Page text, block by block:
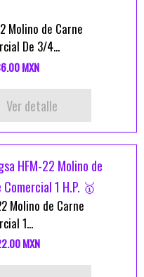
Molino de Carne
De 3/4...
MXN
Ver detalle
HFM-22 Molino de
Comercial 1 H.P. 🥇
Molino de Carne
1...
MXN